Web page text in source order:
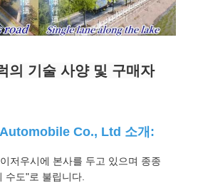
의 기술 사양 및 구매자
Co., Ltd 소개:
저우시에 본사를 두고 있으며 종종
수도"로 불립니다.